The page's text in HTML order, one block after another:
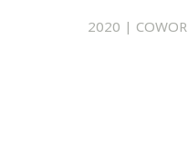
2020 |